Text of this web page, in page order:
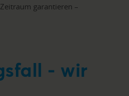
garantieren –
- wir